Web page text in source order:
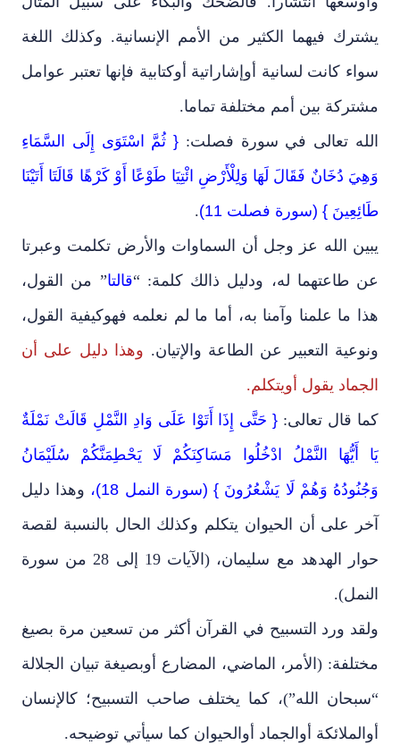
يشترك فيهما الكثير من الأمم الإنسانية. وكذلك اللغة
سواء كانت لسانية أوإشاراتية أوكتابية فإنها تعتبر عوامل
مشتركة بين أمم مختلفة تماما.
الله تعالى في سورة فصلت: { ثُمَّ اسْتَوَى إِلَى السَّمَاءِ
وَهِيَ دُخَانٌ فَقَالَ لَهَا وَلِلْأَرْضِ ائْتِيَا طَوْعًا أَوْ كَرْهًا قَالَتَا أَتَيْنَا
طَائِعِينَ } (سورة فصلت 11)
.
يبين الله عز وجل أن السماوات والأرض تكلمت وعبرتا
عن طاعتهما له، ودليل ذالك كلمة: “قالتا” من القول،
هذا ما علمنا وآمنا به، أما ما لم نعلمه فهوكيفية القول،
ونوعية التعبير عن الطاعة والإتيان. وهذا دليل على أن
الجماد يقول أويتكلم.
كما قال تعالى: { حَتَّى إِذَا أَتَوْا عَلَى وَادِ النَّمْلِ قَالَتْ نَمْلَةٌ
يَا أَيُّهَا النَّمْلُ ادْخُلُوا مَسَاكِنَكُمْ لَا يَحْطِمَنَّكُمْ سُلَيْمَانُ
وَجُنُودُهُ وَهُمْ لَا يَشْعُرُونَ } (سورة النمل 18)
، وهذا دليل
آخر على أن الحيوان يتكلم وكذلك الحال بالنسبة لقصة
حوار الهدهد مع سليمان، (الآيات 19 إلى 28 من سورة
النمل).
ولقد ورد التسبيح في القرآن أكثر من تسعين مرة بصيغ
مختلفة: (الأمر، الماضي، المضارع أوبصيغة تبيان الجلالة
“سبحان الله”)، كما يختلف صاحب التسبيح؛ كالإنسان
أوالملائكة أوالجماد أوالحيوان كما سيأتي توضيحه.